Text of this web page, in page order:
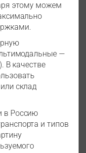
этому можем
—
В качестве
склад
в Россию
и типов